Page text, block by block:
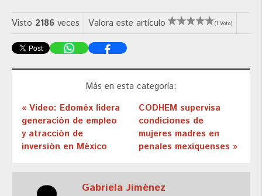
Visto 2186 veces Valora este artículo (1 Voto)
Más en esta categoría:
« Video: Edoméx lidera
generación de empleo
y atracción de
inversión en México
CODHEM supervisa
condiciones de
mujeres madres en
penales mexiquenses »
Gabriela Jiménez